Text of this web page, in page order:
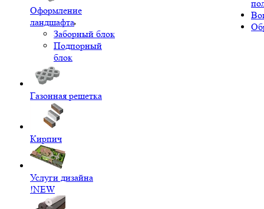
Оформление
ландшафта
Заборный блок
Подпорный
блок
Газонная решетка
Кирпич
Услуги дизайна
!NEW